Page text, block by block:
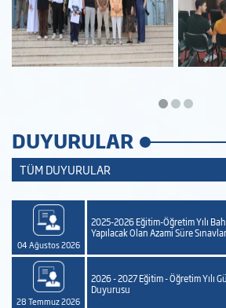
TÜM DUYURULAR
DUYURULAR
04 Ağustos 2026
2025-2026 Eğitim-Öğretim Yılı
Yapılacak Olan Azami Süre
28 Temmuz 2026
2026 - 2027 Eğitim - Öğretim Yılı
Duyurusu